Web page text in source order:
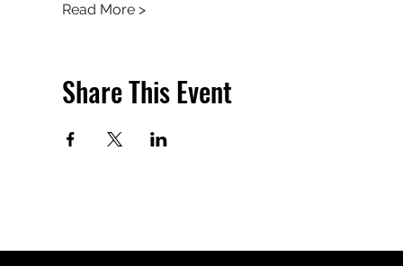
Read More >
Share This Event